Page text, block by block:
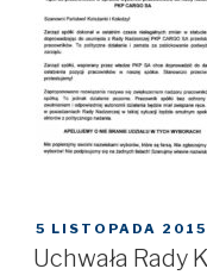
OPUBLIKOWANE
W
5 LISTOPADA 2015
Uchwała Rady